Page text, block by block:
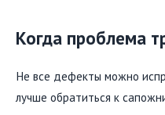
Когда проблема
Не все дефекты можно
лучше обратиться к